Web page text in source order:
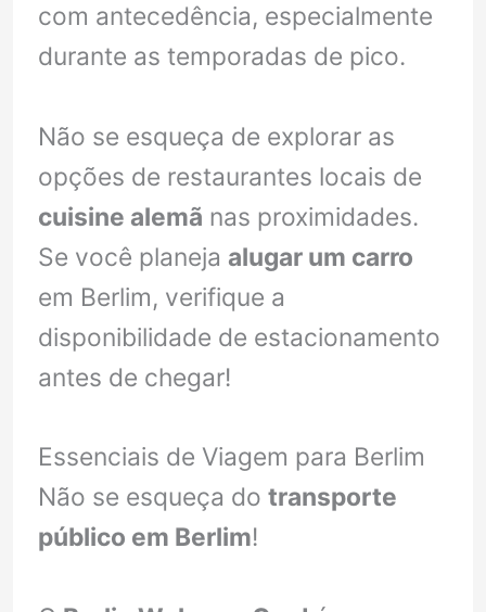
com antecedência, especialmente
durante as temporadas de pico.
Não se esqueça de explorar as
opções de restaurantes locais de
cuisine alemã nas proximidades.
Se você planeja alugar um carro
em Berlim, verifique a
disponibilidade de estacionamento
antes de chegar!
Essenciais de Viagem para Berlim
Não se esqueça dotransporte
público em Berlim!